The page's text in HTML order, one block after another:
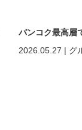
バンコク最高層
2026.05.27 | グ